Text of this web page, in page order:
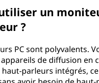
un
?
PC sont polyvalents.
appareils de diffusion
haut-parleurs intégrés,